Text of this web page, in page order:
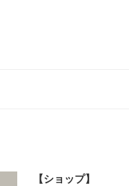
【ショップ】